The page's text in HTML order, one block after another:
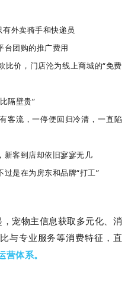
外卖骑手和快递员
台团购的推广费用
比价，门店沦为线上商城的“免费
隔壁贵”
客流，一停便回归冷清，一直陷
新客到店却依旧寥寥无几
是在为房东和品牌“打工”
宠物主信息获取多元化、消
与专业服务等消费特征，直
体系。